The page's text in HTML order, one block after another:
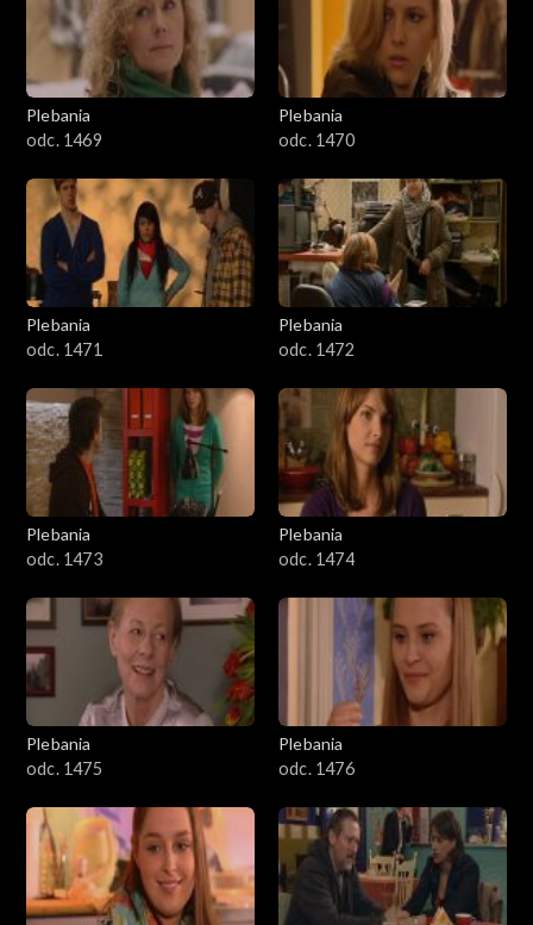
Plebania
odc. 1469
Plebania
odc. 1470
Plebania
odc. 1471
Plebania
odc. 1472
Plebania
odc. 1473
Plebania
odc. 1474
Plebania
odc. 1475
Plebania
odc. 1476